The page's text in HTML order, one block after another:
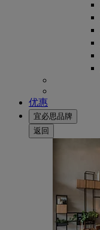
优惠
宜必思品牌
返回